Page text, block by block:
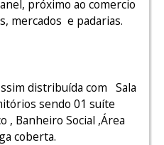
próximo ao comercio
mercados e padarias.
distribuída com Sala
sendo 01 suíte
, Banheiro Social ,Área
coberta.